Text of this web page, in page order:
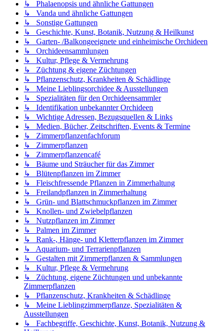
↳ Phalaenopsis und ähnliche Gattungen
↳ Vanda und ähnliche Gattungen
↳ Sonstige Gattungen
↳ Geschichte, Kunst, Botanik, Nutzung & Heilkunst
↳ Garten- /Balkongeeignete und einheimische Orchideen
↳ Orchideensammlungen
↳ Kultur, Pflege & Vermehrung
↳ Züchtung & eigene Züchtungen
↳ Pflanzenschutz, Krankheiten & Schädlinge
↳ Meine Lieblingsorchidee & Ausstellungen
↳ Spezialitäten für den Orchideensammler
↳ Identifikation unbekannter Orchideen
↳ Wichtige Adressen, Bezugsquellen & Links
↳ Medien, Bücher, Zeitschriften, Events & Termine
↳ Zimmerpflanzenfachforum
↳ Zimmerpflanzen
↳ Zimmerpflanzencafé
↳ Bäume und Sträucher für das Zimmer
↳ Blütenpflanzen im Zimmer
↳ Fleischfressende Pflanzen in Zimmerhaltung
↳ Freilandpflanzen in Zimmerhaltung
↳ Grün- und Blattschmuckpflanzen im Zimmer
↳ Knollen- und Zwiebelpflanzen
↳ Nutzpflanzen im Zimmer
↳ Palmen im Zimmer
↳ Rank-, Hänge- und Kletterpflanzen im Zimmer
↳ Aquarium- und Terrarienpflanzen
↳ Gestalten mit Zimmerpflanzen & Sammlungen
↳ Kultur, Pflege & Vermehrung
↳ Züchtung, eigene Züchtungen und unbekannte
Zimmerpflanzen
↳ Pflanzenschutz, Krankheiten & Schädlinge
↳ Meine Lieblingzimmerpflanze, Spezialitäten &
Ausstellungen
↳ Fachbegriffe, Geschichte, Kunst, Botanik, Nutzung &